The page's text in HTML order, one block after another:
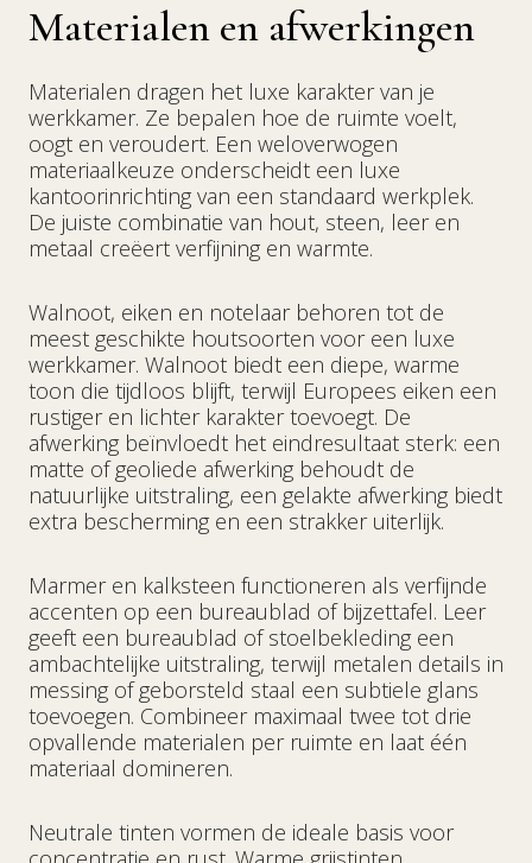
Materialen en afwerkingen
Materialen dragen het luxe karakter van je
werkkamer. Ze bepalen hoe de ruimte voelt,
oogt en veroudert. Een weloverwogen
materiaalkeuze onderscheidt een luxe
kantoorinrichting van een standaard werkplek.
De juiste combinatie van hout, steen, leer en
metaal creëert verfijning en warmte.
Walnoot, eiken en notelaar behoren tot de
meest geschikte houtsoorten voor een luxe
werkkamer. Walnoot biedt een diepe, warme
toon die tijdloos blijft, terwijl Europees eiken een
rustiger en lichter karakter toevoegt. De
afwerking beïnvloedt het eindresultaat sterk: een
matte of geoliede afwerking behoudt de
natuurlijke uitstraling, een gelakte afwerking biedt
extra bescherming en een strakker uiterlijk.
Marmer en kalksteen functioneren als verfijnde
accenten op een bureaublad of bijzettafel. Leer
geeft een bureaublad of stoelbekleding een
ambachtelijke uitstraling, terwijl metalen details in
messing of geborsteld staal een subtiele glans
toevoegen. Combineer maximaal twee tot drie
opvallende materialen per ruimte en laat één
materiaal domineren.
Neutrale tinten vormen de ideale basis voor